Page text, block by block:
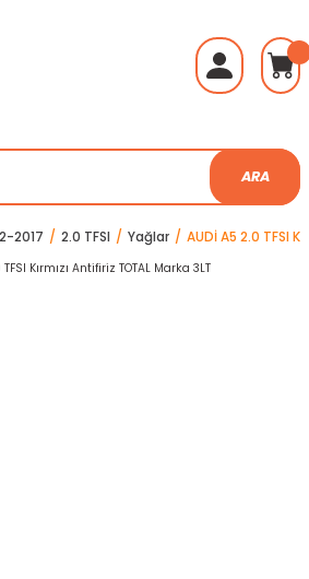
ARA
2017 2.0 TFSI Yağlar AUDİ A5 2.0 TFSI